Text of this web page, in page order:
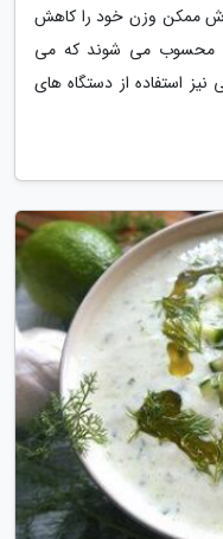
روش ممکن وزن خود را کاهش
محسوب می شوند که می
استفاده از دستگاه های